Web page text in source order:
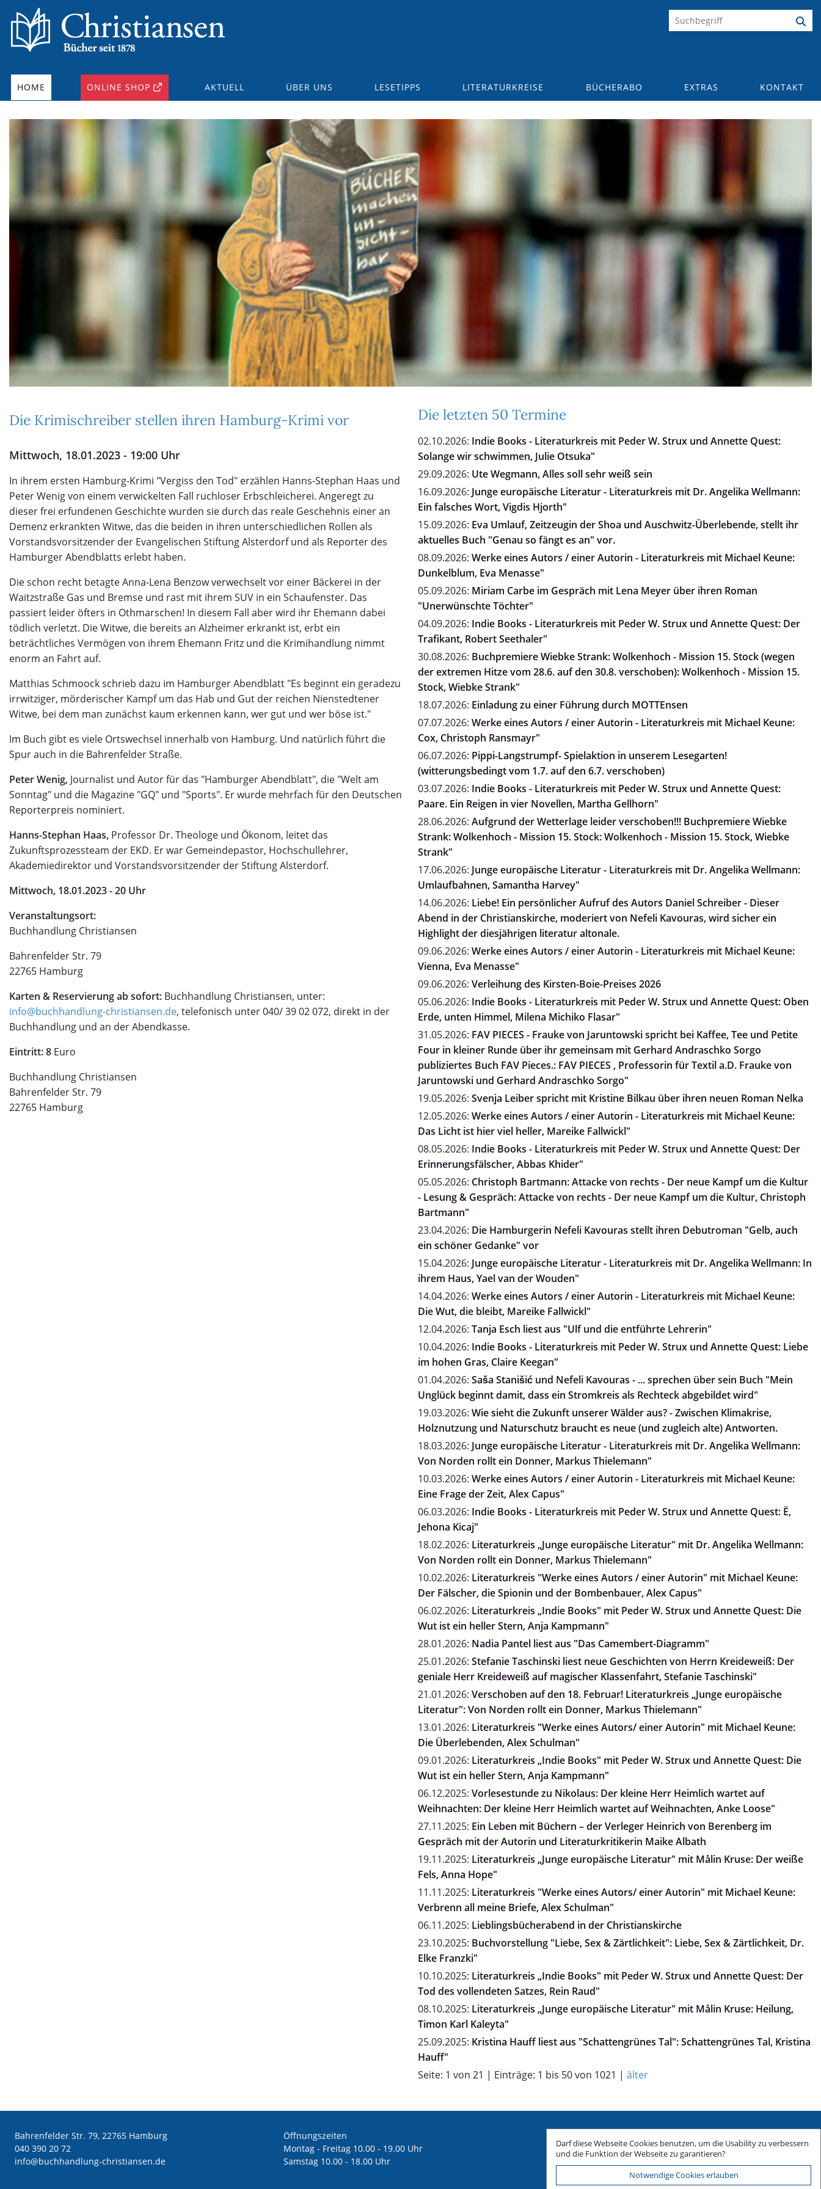
HOME ONLINE SHOP AKTUELL ÜBER UNS LESETIPPS LITERATURKREISE BÜCHERABO EXTRAS KONTAKT
Die Krimischreiber stellen ihren Hamburg-Krimi vor
Mittwoch, 18.01.2023 - 19:00 Uhr
In ihrem ersten Hamburg-Krimi "Vergiss den Tod" erzählen Hanns-Stephan Haas und
Peter Wenig von einem verwickelten Fall ruchloser Erbschleicherei. Angeregt zu
dieser frei erfundenen Geschichte wurden sie durch das reale Geschehnis einer an
Demenz erkrankten Witwe, das die beiden in ihren unterschiedlichen Rollen als
Vorstandsvorsitzender der Evangelischen Stiftung Alsterdorf und als Reporter des
Hamburger Abendblatts erlebt haben.
Die schon recht betagte Anna-Lena Benzow verwechselt vor einer Bäckerei in der
Waitzstraße Gas und Bremse und rast mit ihrem SUV in ein Schaufenster. Das
passiert leider öfters in Othmarschen! In diesem Fall aber wird ihr Ehemann dabei
tödlich verletzt. Die Witwe, die bereits an Alzheimer erkrankt ist, erbt ein
beträchtliches Vermögen von ihrem Ehemann Fritz und die Krimihandlung nimmt
enorm an Fahrt auf.
Matthias Schmoock schrieb dazu im Hamburger Abendblatt "Es beginnt ein geradezu
irrwitziger, mörderischer Kampf um das Hab und Gut der reichen Nienstedtener
Witwe, bei dem man zunächst kaum erkennen kann, wer gut und wer böse ist."
Im Buch gibt es viele Ortswechsel innerhalb von Hamburg. Und natürlich führt die
Spur auch in die Bahrenfelder Straße.
Peter Wenig, Journalist und Autor für das "Hamburger Abendblatt", die "Welt am
Sonntag" und die Magazine "GQ" und "Sports". Er wurde mehrfach für den Deutschen
Reporterpreis nominiert.
Hanns-Stephan Haas, Professor Dr. Theologe und Ökonom, leitet das
Zukunftsprozessteam der EKD. Er war Gemeindepastor, Hochschullehrer,
Akademiedirektor und Vorstandsvorsitzender der Stiftung Alsterdorf.
Mittwoch, 18.01.2023 - 20 Uhr
Veranstaltungsort:
Buchhandlung Christiansen
Bahrenfelder Str. 79
22765 Hamburg
Karten & Reservierung ab sofort: Buchhandlung Christiansen, unter:
info@buchhandlung-christiansen.de, telefonisch unter 040/ 39 02 072, direkt in der
Buchhandlung und an der Abendkasse.
Eintritt: 8 Euro
Buchhandlung Christiansen
Bahrenfelder Str. 79
22765 Hamburg
Die letzten 50 Termine
02.10.2026: Indie Books - Literaturkreis mit Peder W. Strux und Annette Quest:
Solange wir schwimmen, Julie Otsuka"
29.09.2026: Ute Wegmann, Alles soll sehr weiß sein
16.09.2026: Junge europäische Literatur - Literaturkreis mit Dr. Angelika Wellmann:
Ein falsches Wort, Vigdis Hjorth"
15.09.2026: Eva Umlauf, Zeitzeugin der Shoa und Auschwitz-Überlebende, stellt ihr
aktuelles Buch "Genau so fängt es an" vor.
08.09.2026: Werke eines Autors / einer Autorin - Literaturkreis mit Michael Keune:
Dunkelblum, Eva Menasse"
05.09.2026: Miriam Carbe im Gespräch mit Lena Meyer über ihren Roman
"Unerwünschte Töchter"
04.09.2026: Indie Books - Literaturkreis mit Peder W. Strux und Annette Quest: Der
Trafikant, Robert Seethaler"
30.08.2026: Buchpremiere Wiebke Strank: Wolkenhoch - Mission 15. Stock (wegen
der extremen Hitze vom 28.6. auf den 30.8. verschoben): Wolkenhoch - Mission 15.
Stock, Wiebke Strank"
18.07.2026: Einladung zu einer Führung durch MOTTEnsen
07.07.2026: Werke eines Autors / einer Autorin - Literaturkreis mit Michael Keune:
Cox, Christoph Ransmayr"
06.07.2026: Pippi-Langstrumpf- Spielaktion in unserem Lesegarten!
(witterungsbedingt vom 1.7. auf den 6.7. verschoben)
03.07.2026: Indie Books - Literaturkreis mit Peder W. Strux und Annette Quest:
Paare. Ein Reigen in vier Novellen, Martha Gellhorn"
28.06.2026: Aufgrund der Wetterlage leider verschoben!!! Buchpremiere Wiebke
Strank: Wolkenhoch - Mission 15. Stock: Wolkenhoch - Mission 15. Stock, Wiebke
Strank"
17.06.2026: Junge europäische Literatur - Literaturkreis mit Dr. Angelika Wellmann:
Umlaufbahnen, Samantha Harvey"
14.06.2026: Liebe! Ein persönlicher Aufruf des Autors Daniel Schreiber - Dieser
Abend in der Christianskirche, moderiert von Nefeli Kavouras, wird sicher ein
Highlight der diesjährigen literatur altonale.
09.06.2026: Werke eines Autors / einer Autorin - Literaturkreis mit Michael Keune:
Vienna, Eva Menasse"
09.06.2026: Verleihung des Kirsten-Boie-Preises 2026
05.06.2026: Indie Books - Literaturkreis mit Peder W. Strux und Annette Quest: Oben
Erde, unten Himmel, Milena Michiko Flasar"
31.05.2026: FAV PIECES - Frauke von Jaruntowski spricht bei Kaffee, Tee und Petite
Four in kleiner Runde über ihr gemeinsam mit Gerhard Andraschko Sorgo
publiziertes Buch FAV Pieces.: FAV PIECES , Professorin für Textil a.D. Frauke von
Jaruntowski und Gerhard Andraschko Sorgo"
19.05.2026: Svenja Leiber spricht mit Kristine Bilkau über ihren neuen Roman Nelka
12.05.2026: Werke eines Autors / einer Autorin - Literaturkreis mit Michael Keune:
Das Licht ist hier viel heller, Mareike Fallwickl"
08.05.2026: Indie Books - Literaturkreis mit Peder W. Strux und Annette Quest: Der
Erinnerungsfälscher, Abbas Khider"
05.05.2026: Christoph Bartmann: Attacke von rechts - Der neue Kampf um die Kultur
- Lesung & Gespräch: Attacke von rechts - Der neue Kampf um die Kultur, Christoph
Bartmann"
23.04.2026: Die Hamburgerin Nefeli Kavouras stellt ihren Debutroman "Gelb, auch
ein schöner Gedanke" vor
15.04.2026: Junge europäische Literatur - Literaturkreis mit Dr. Angelika Wellmann: In
ihrem Haus, Yael van der Wouden"
14.04.2026: Werke eines Autors / einer Autorin - Literaturkreis mit Michael Keune:
Die Wut, die bleibt, Mareike Fallwickl"
12.04.2026: Tanja Esch liest aus "Ulf und die entführte Lehrerin"
10.04.2026: Indie Books - Literaturkreis mit Peder W. Strux und Annette Quest: Liebe
im hohen Gras, Claire Keegan"
01.04.2026: Saša Stanišić und Nefeli Kavouras - ... sprechen über sein Buch "Mein
Unglück beginnt damit, dass ein Stromkreis als Rechteck abgebildet wird"
19.03.2026: Wie sieht die Zukunft unserer Wälder aus? - Zwischen Klimakrise,
Holznutzung und Naturschutz braucht es neue (und zugleich alte) Antworten.
18.03.2026: Junge europäische Literatur - Literaturkreis mit Dr. Angelika Wellmann:
Von Norden rollt ein Donner, Markus Thielemann"
10.03.2026: Werke eines Autors / einer Autorin - Literaturkreis mit Michael Keune:
Eine Frage der Zeit, Alex Capus"
06.03.2026: Indie Books - Literaturkreis mit Peder W. Strux und Annette Quest: Ë,
Jehona Kicaj"
18.02.2026: Literaturkreis „Junge europäische Literatur" mit Dr. Angelika Wellmann:
Von Norden rollt ein Donner, Markus Thielemann"
10.02.2026: Literaturkreis "Werke eines Autors / einer Autorin" mit Michael Keune:
Der Fälscher, die Spionin und der Bombenbauer, Alex Capus"
06.02.2026: Literaturkreis „Indie Books" mit Peder W. Strux und Annette Quest: Die
Wut ist ein heller Stern, Anja Kampmann"
28.01.2026: Nadia Pantel liest aus "Das Camembert-Diagramm"
25.01.2026: Stefanie Taschinski liest neue Geschichten von Herrn Kreideweiß: Der
geniale Herr Kreideweiß auf magischer Klassenfahrt, Stefanie Taschinski"
21.01.2026: Verschoben auf den 18. Februar! Literaturkreis „Junge europäische
Literatur": Von Norden rollt ein Donner, Markus Thielemann"
13.01.2026: Literaturkreis "Werke eines Autors/ einer Autorin" mit Michael Keune:
Die Überlebenden, Alex Schulman"
09.01.2026: Literaturkreis „Indie Books" mit Peder W. Strux und Annette Quest: Die
Wut ist ein heller Stern, Anja Kampmann"
06.12.2025: Vorlesestunde zu Nikolaus: Der kleine Herr Heimlich wartet auf
Weihnachten: Der kleine Herr Heimlich wartet auf Weihnachten, Anke Loose"
27.11.2025: Ein Leben mit Büchern – der Verleger Heinrich von Berenberg im
Gespräch mit der Autorin und Literaturkritikerin Maike Albath
19.11.2025: Literaturkreis „Junge europäische Literatur" mit Målin Kruse: Der weiße
Fels, Anna Hope"
11.11.2025: Literaturkreis "Werke eines Autors/ einer Autorin" mit Michael Keune:
Verbrenn all meine Briefe, Alex Schulman"
06.11.2025: Lieblingsbücherabend in der Christianskirche
23.10.2025: Buchvorstellung "Liebe, Sex & Zärtlichkeit": Liebe, Sex & Zärtlichkeit, Dr.
Elke Franzki"
10.10.2025: Literaturkreis „Indie Books" mit Peder W. Strux und Annette Quest: Der
Tod des vollendeten Satzes, Rein Raud"
08.10.2025: Literaturkreis „Junge europäische Literatur" mit Målin Kruse: Heilung,
Timon Karl Kaleyta"
25.09.2025: Kristina Hauff liest aus "Schattengrünes Tal": Schattengrünes Tal, Kristina
Hauff"
Seite: 1 von 21 | Einträge: 1 bis 50 von 1021 | älter
Bahrenfelder Str. 79, 22765 Hamburg
040 390 20 72
ed.nesnaitsirhc-gnuldnahhcub@ofni
Öffnungszeiten
Montag - Freitag 10.00 - 19.00 Uhr
Samstag 10.00 - 18.00 Uhr
Impressum
Darf diese Webseite Cookies benutzen, um die Usability zu verbessern
und die Funktion der Webseite zu garantieren?
Notwendige Cookies erlauben